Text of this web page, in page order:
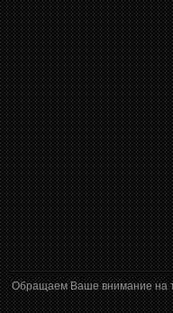
Обращаем Ваше внимание на